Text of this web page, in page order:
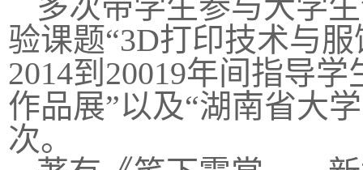
验课题“3D打印技术与
2014到20019年间指导
作品展”以及“湖南省大
次。